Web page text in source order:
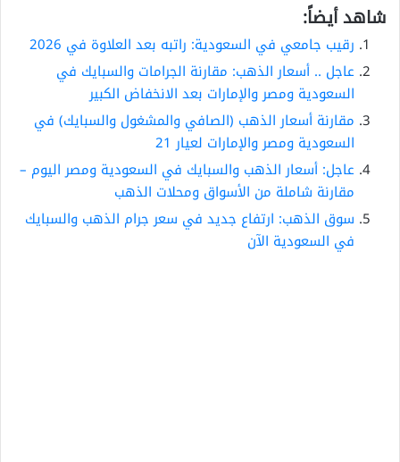
شاهد أيضاً:
رقيب جامعي في السعودية: راتبه بعد العلاوة في 2026
عاجل .. أسعار الذهب: مقارنة الجرامات والسبايك في
السعودية ومصر والإمارات بعد الانخفاض الكبير
مقارنة أسعار الذهب (الصافي والمشغول والسبايك) في
السعودية ومصر والإمارات لعيار 21
عاجل: أسعار الذهب والسبايك في السعودية ومصر اليوم –
مقارنة شاملة من الأسواق ومحلات الذهب
سوق الذهب: ارتفاع جديد في سعر جرام الذهب والسبايك
في السعودية الآن